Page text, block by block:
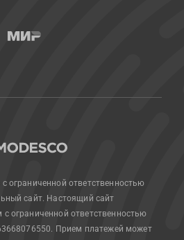
ограниченной ответственностью
сайт. Настоящий сайт
ограниченной ответственностью
Прием платежей может